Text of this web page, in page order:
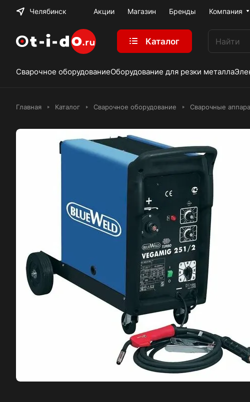
Челябинск Акции Магазин Бренды Компания
Каталог
Сварочное оборудованиеОборудование для резки металла
Главная Каталог Сварочное оборудование Сварочные